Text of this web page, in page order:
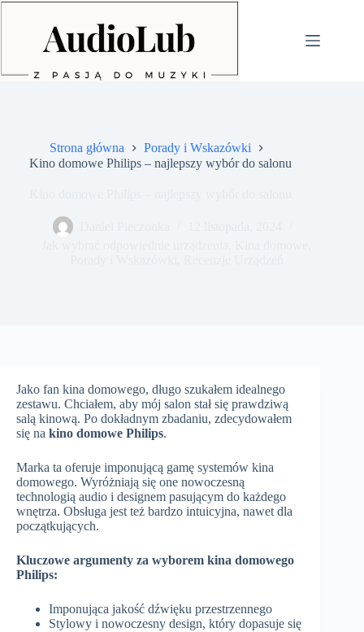
Przejdź
Strona główna
Porady i Wskazówki
Kino domowe Philips – najlepszy wybór do salonu
Jako fan kina domowego, długo szukałem idealnego
zestawu. Chciałem, aby mój salon stał się prawdziwą
salą kinową. Po dokładnym zbadaniu, zdecydowałem
się na kino domowe Philips.
Marka ta oferuje imponującą gamę systemów kina
domowego. Wyróżniają się one nowoczesną
technologią audio i designem pasującym do każdego
wnętrza. Obsługa jest też bardzo intuicyjna, nawet dla
początkujących.
Kluczowe argumenty za wyborem kina domowego
Philips:
Imponująca jakość dźwięku przestrzennego
Stylowy i nowoczesny design, który dopasuje się